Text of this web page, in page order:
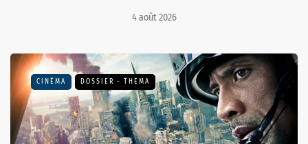
4 août 2026
CINÉMA DOSSIER - THEMA